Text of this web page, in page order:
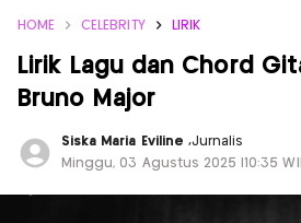
HOME CELEBRITY LIRIK
Lirik Lagu dan Chord
Bruno Major
Siska Maria Eviline ,Jurnalis
Minggu, 03 Agustus 2025 |10:35